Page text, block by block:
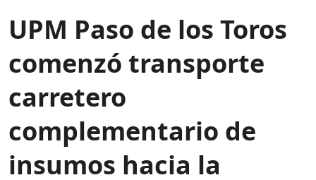
UPM Paso de los Toros
comenzó transporte
carretero
complementario de
insumos hacia la